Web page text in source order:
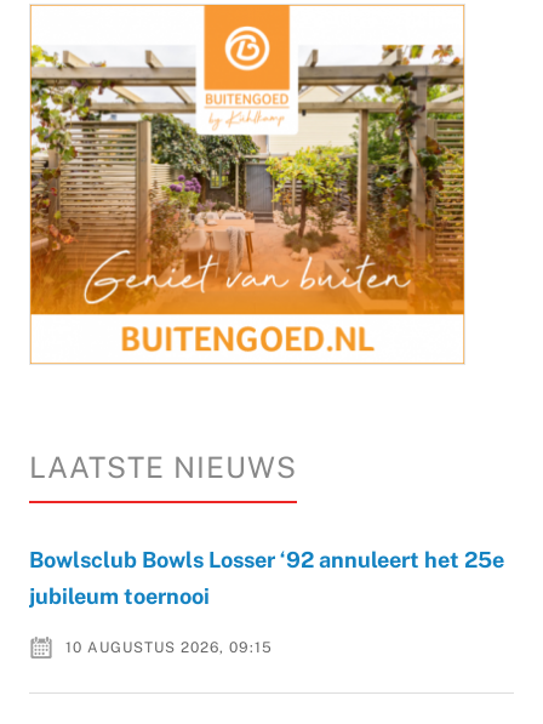
LAATSTE NIEUWS
Bowlsclub Bowls Losser ‘92 annuleert het 25e
jubileum toernooi
10 AUGUSTUS 2026, 09:15